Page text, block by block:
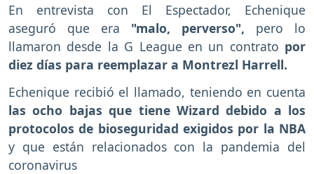
En entrevista con El Espectador, Echenique
aseguró que era "malo, perverso", pero lo
llamaron desde la G League en un contrato por
diez días para reemplazar a Montrezl Harrell.
Echenique recibió el llamado, teniendo en cuenta
las ocho bajas que tiene Wizard debido a los
protocolos de bioseguridad exigidos por la NBA
y que están relacionados con la pandemia del
coronavirus